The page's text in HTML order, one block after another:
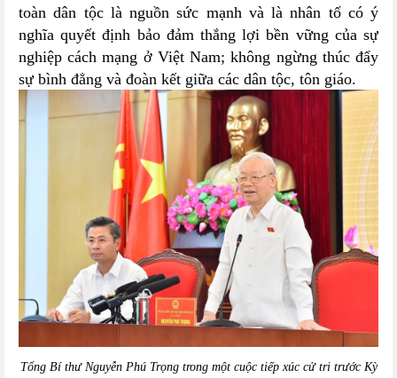
toàn dân tộc là nguồn sức mạnh và là nhân tố có ý
nghĩa quyết định bảo đảm thắng lợi bền vững của sự
nghiệp cách mạng ở Việt Nam; không ngừng thúc đẩy
sự bình đẳng và đoàn kết giữa các dân tộc, tôn giáo.
Tổng Bí thư Nguyễn Phú Trọng trong một cuộc tiếp xúc cử tri trước Kỳ